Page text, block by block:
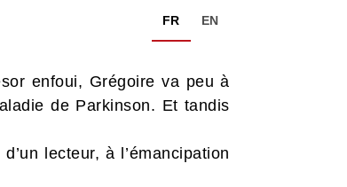
FR EN
enfoui, Grégoire va peu à
de Parkinson. Et tandis
lecteur, à l’émancipation